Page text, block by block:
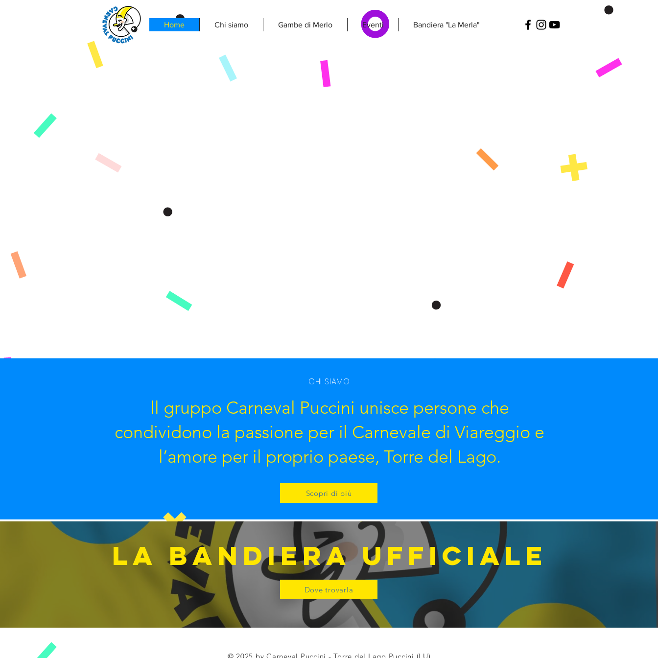
Home Chi siamo Gambe di Merlo Eventi Bandiera "La Merla"
CHI SIAMO
ll gruppo Carneval Puccini unisce persone che
condividono la passione per il Carnevale di Viareggio e
l’amore per il proprio paese, Torre del Lago.
Scopri di più
LA BANDIERA UFFICIALE
Dove trovarla